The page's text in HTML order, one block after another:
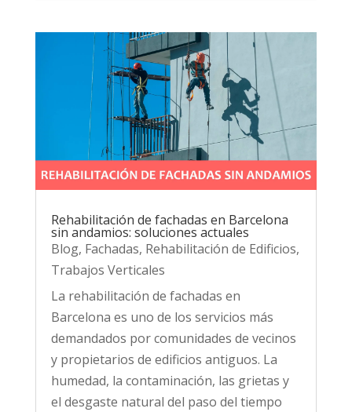
Rehabilitación de fachadas en Barcelona
sin andamios: soluciones actuales
Blog, Fachadas, Rehabilitación de Edificios,
Trabajos Verticales
La rehabilitación de fachadas en
Barcelona es uno de los servicios más
demandados por comunidades de vecinos
y propietarios de edificios antiguos. La
humedad, la contaminación, las grietas y
el desgaste natural del paso del tiempo